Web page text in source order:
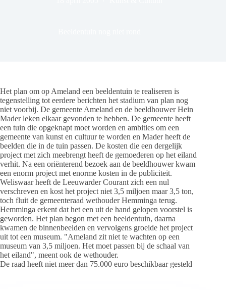
Het plan om op Ameland een beeldentuin te realiseren is
tegenstelling tot eerdere berichten het stadium van plan nog
niet voorbij. De gemeente Ameland en de beeldhouwer Hein
Mader leken elkaar gevonden te hebben. De gemeente heeft
een tuin die opgeknapt moet worden en ambities om een
gemeente van kunst en cultuur te worden en Mader heeft de
beelden die in de tuin passen. De kosten die een dergelijk
project met zich meebrengt heeft de gemoederen op het eiland
verhit. Na een oriënterend bezoek aan de beeldhouwer kwam
een enorm project met enorme kosten in de publiciteit.
Weliswaar heeft de Leeuwarder Courant zich een nul
verschreven en kost het project niet 3,5 miljoen maar 3,5 ton,
toch fluit de gemeenteraad wethouder Hemminga terug.
Hemminga erkent dat het een uit de hand gelopen voorstel is
geworden. Het plan begon met een beeldentuin, daarna
kwamen de binnenbeelden en vervolgens groeide het project
uit tot een museum. "Ameland zit niet te wachten op een
museum van 3,5 miljoen. Het moet passen bij de schaal van
het eiland", meent ook de wethouder.
De raad heeft niet meer dan 75.000 euro beschikbaar gesteld